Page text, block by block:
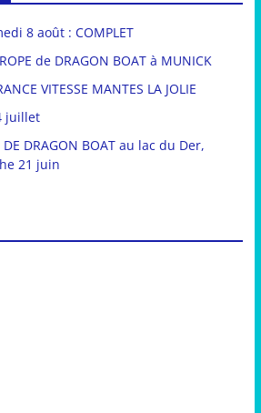
8 août : COMPLET
de DRAGON BOAT à MUNICK
VITESSE MANTES LA JOLIE
juillet
DE DRAGON BOAT au lac du Der,
21 juin